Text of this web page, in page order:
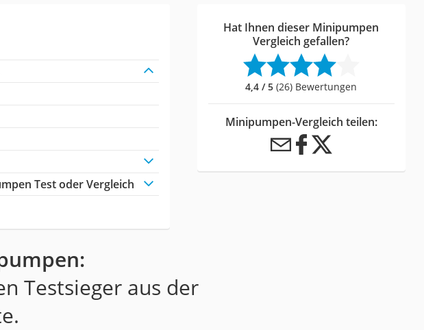
Test oder Vergleich
Hat Ihnen dieser Minipumpen
Vergleich gefallen?
4,4 / 5 (26) Bewertungen
Minipumpen-Vergleich teilen:
Testsieger aus der